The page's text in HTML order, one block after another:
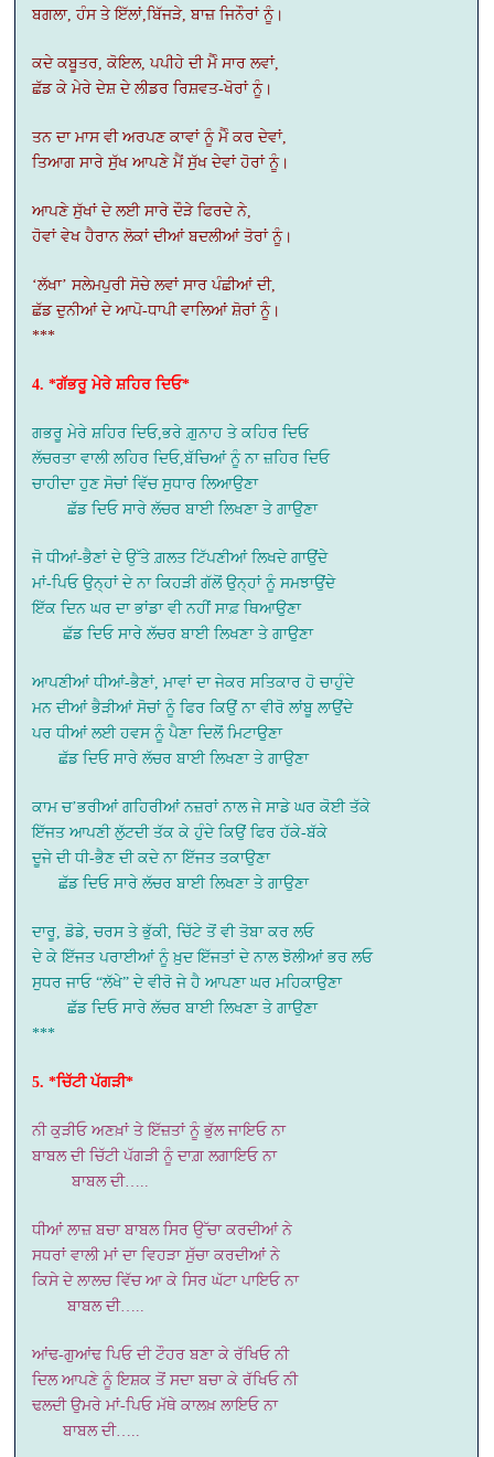
ਬਗਲਾ, ਹੰਸ ਤੇ ਇੱਲਾਂ,ਬਿੱਜੜੇ, ਬਾਜ਼ ਜਿਨੌਰਾਂ ਨੂੰ।
ਕਦੇ ਕਬੂਤਰ, ਕੋਇਲ, ਪਪੀਹੇ ਦੀ ਮੈੰ ਸਾਰ ਲਵਾਂ,
ਛੱਡ ਕੇ ਮੇਰੇ ਦੇਸ਼ ਦੇ ਲੀਡਰ ਰਿਸ਼ਵਤ-ਖੋਰਾਂ ਨੂੰ।
ਤਨ ਦਾ ਮਾਸ ਵੀ ਅਰਪਣ ਕਾਵਾਂ ਨੂੰ ਮੈੰ ਕਰ ਦੇਵਾਂ,
ਤਿਆਗ ਸਾਰੇ ਸੁੱਖ ਆਪਣੇ ਮੈਂ ਸੁੱਖ ਦੇਵਾਂ ਹੋਰਾਂ ਨੂੰ।
ਆਪਣੇ ਸੁੱਖਾਂ ਦੇ ਲਈ ਸਾਰੇ ਦੌੜੇ ਫਿਰਦੇ ਨੇ,
ਹੋਵਾਂ ਵੇਖ ਹੈਰਾਨ ਲੋਕਾਂ ਦੀਆਂ ਬਦਲੀਆਂ ਤੋਰਾਂ ਨੂੰ।
‘ਲੱਖਾ’ ਸਲੇਮਪੁਰੀ ਸੋਚੇ ਲਵਾਂ ਸਾਰ ਪੰਛੀਆਂ ਦੀ,
ਛੱਡ ਦੁਨੀਆਂ ਦੇ ਆਪੋ-ਧਾਪੀ ਵਾਲਿਆਂ ਸ਼ੋਰਾਂ ਨੂੰ।
***
4. *ਗੱਭਰੂ ਮੇਰੇ ਸ਼ਹਿਰ ਦਿਓ*
ਗਭਰੂ ਮੇਰੇ ਸ਼ਹਿਰ ਦਿਓ,ਭਰੇ ਗ਼ੁਨਾਹ ਤੇ ਕਹਿਰ ਦਿਓ
ਲੱਚਰਤਾ ਵਾਲੀ ਲਹਿਰ ਦਿਓ,ਬੱਚਿਆਂ ਨੂੰ ਨਾ ਜ਼ਹਿਰ ਦਿਓ
ਚਾਹੀਦਾ ਹੁਣ ਸੋਚਾਂ ਵਿੱਚ ਸੁਧਾਰ ਲਿਆਉਣਾ
ਛੱਡ ਦਿਓ ਸਾਰੇ ਲੱਚਰ ਬਾਈ ਲਿਖਣਾ ਤੇ ਗਾਉਣਾ
ਜੋ ਧੀਆਂ-ਭੈਣਾਂ ਦੇ ਉੱਤੇ ਗ਼ਲਤ ਟਿੱਪਣੀਆਂ ਲਿਖਦੇ ਗਾਉਂਦੇ
ਮਾਂ-ਪਿਓ ਉਨ੍ਹਾਂ ਦੇ ਨਾ ਕਿਹੜੀ ਗੱਲੋਂ ਉਨ੍ਹਾਂ ਨੂੰ ਸਮਝਾਉਂਦੇ
ਇੱਕ ਦਿਨ ਘਰ ਦਾ ਭਾਂਡਾ ਵੀ ਨਹੀਂ ਸਾਫ਼ ਥਿਆਉਣਾ
ਛੱਡ ਦਿਓ ਸਾਰੇ ਲੱਚਰ ਬਾਈ ਲਿਖਣਾ ਤੇ ਗਾਉਣਾ
ਆਪਣੀਆਂ ਧੀਆਂ-ਭੈਣਾਂ, ਮਾਵਾਂ ਦਾ ਜੇਕਰ ਸਤਿਕਾਰ ਹੋ ਚਾਹੁੰਦੇ
ਮਨ ਦੀਆਂ ਭੈੜੀਆਂ ਸੋਚਾਂ ਨੂੰ ਫਿਰ ਕਿਉਂ ਨਾ ਵੀਰੋ ਲਾਂਬੂ ਲਾਉਂਦੇ
ਪਰ ਧੀਆਂ ਲਈ ਹਵਸ ਨੂੰ ਪੈਣਾ ਦਿਲੋਂ ਮਿਟਾਉਣਾ
ਛੱਡ ਦਿਓ ਸਾਰੇ ਲੱਚਰ ਬਾਈ ਲਿਖਣਾ ਤੇ ਗਾਉਣਾ
ਕਾਮ ਚ’ਭਰੀਆਂ ਗਹਿਰੀਆਂ ਨਜ਼ਰਾਂ ਨਾਲ ਜੇ ਸਾਡੇ ਘਰ ਕੋਈ ਤੱਕੇ
ਇੱਜਤ ਆਪਣੀ ਲੁੱਟਦੀ ਤੱਕ ਕੇ ਹੁੰਦੇ ਕਿਉਂ ਫਿਰ ਹੱਕੇ-ਬੱਕੇ
ਦੂਜੇ ਦੀ ਧੀ-ਭੈਣ ਦੀ ਕਦੇ ਨਾ ਇੱਜਤ ਤਕਾਉਣਾ
ਛੱਡ ਦਿਓ ਸਾਰੇ ਲੱਚਰ ਬਾਈ ਲਿਖਣਾ ਤੇ ਗਾਉਣਾ
ਦਾਰੂ, ਡੋਡੇ, ਚਰਸ ਤੇ ਭੁੱਕੀ, ਚਿੱਟੇ ਤੋਂ ਵੀ ਤੋਬਾ ਕਰ ਲਓ
ਦੇ ਕੇ ਇੱਜਤ ਪਰਾਈਆਂ ਨੂੰ ਖ਼ੁਦ ਇੱਜਤਾਂ ਦੇ ਨਾਲ ਝੋਲੀਆਂ ਭਰ ਲਓ
ਸੁਧਰ ਜਾਓ “ਲੱਖੇ” ਦੇ ਵੀਰੋ ਜੇ ਹੈ ਆਪਣਾ ਘਰ ਮਹਿਕਾਉਣਾ
ਛੱਡ ਦਿਓ ਸਾਰੇ ਲੱਚਰ ਬਾਈ ਲਿਖਣਾ ਤੇ ਗਾਉਣਾ
***
5. *ਚਿੱਟੀ ਪੱਗੜੀ*
ਨੀ ਕੁੜੀਓ ਅਣਖ਼ਾਂ ਤੇ ਇੱਜ਼ਤਾਂ ਨੂੰ ਭੁੱਲ ਜਾਇਓ ਨਾ
ਬਾਬਲ ਦੀ ਚਿੱਟੀ ਪੱਗੜੀ ਨੂੰ ਦਾਗ਼ ਲਗਾਇਓ ਨਾ
ਬਾਬਲ ਦੀ…..
ਧੀਆਂ ਲਾਜ਼ ਬਚਾ ਬਾਬਲ ਸਿਰ ਉੱਚਾ ਕਰਦੀਆਂ ਨੇ
ਸਧਰਾਂ ਵਾਲੀ ਮਾਂ ਦਾ ਵਿਹੜਾ ਸੁੱਚਾ ਕਰਦੀਆਂ ਨੇ
ਕਿਸੇ ਦੇ ਲਾਲਚ ਵਿੱਚ ਆ ਕੇ ਸਿਰ ਘੱਟਾ ਪਾਇਓ ਨਾ
ਬਾਬਲ ਦੀ…..
ਆਂਢ-ਗੁਆਂਢ ਪਿਓ ਦੀ ਟੌਹਰ ਬਣਾ ਕੇ ਰੱਖਿਓ ਨੀ
ਦਿਲ ਆਪਣੇ ਨੂੰ ਇਸ਼ਕ ਤੋਂ ਸਦਾ ਬਚਾ ਕੇ ਰੱਖਿਓ ਨੀ
ਢਲਦੀ ਉਮਰੇ ਮਾਂ-ਪਿਓ ਮੱਥੇ ਕਾਲਖ਼ ਲਾਇਓ ਨਾ
ਬਾਬਲ ਦੀ…..